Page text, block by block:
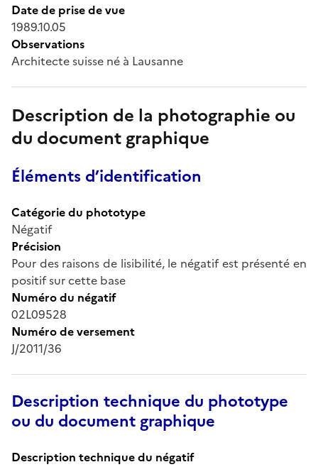
Date de prise de vue
1989.10.05
Observations
Architecte suisse né à Lausanne
Description de la photographie ou
du document graphique
Éléments d’identification
Catégorie du phototype
Négatif
Précision
Pour des raisons de lisibilité, le négatif est présenté en
positif sur cette base
Numéro du négatif
02L09528
Numéro de versement
J/2011/36
Description technique du phototype
ou du document graphique
Description technique du négatif